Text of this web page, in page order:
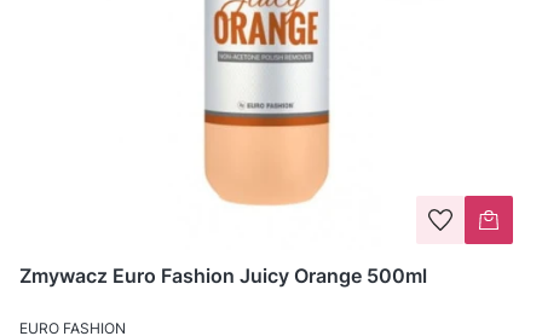
Zmywacz Euro Fashion Juicy Orange 500ml
EURO FASHION